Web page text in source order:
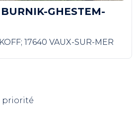
GHESTEM-
17640 VAUX-SUR-MER
priorité